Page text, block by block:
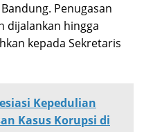
Penugasan
dijalankan hingga
kepada Sekretaris
Kepedulian
Kasus Korupsi di